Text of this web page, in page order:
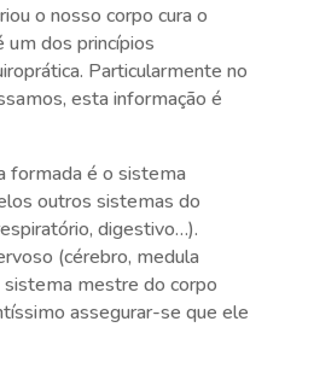
o nosso corpo cura o
um dos princípios
Particularmente no
esta informação é
formada é o sistema
outros sistemas do
digestivo…).
(cérebro, medula
sistema mestre do corpo
assegurar-se que ele